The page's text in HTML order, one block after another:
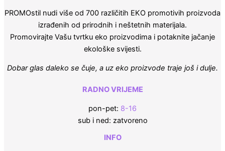
PROMOstil nudi više od 700 različitih EKO promotivih proizvoda
izrađenih od prirodnih i neštetnih materijala.
Promovirajte Vašu tvrtku eko proizvodima i potaknite jačanje
ekološke svijesti.
Dobar glas daleko se čuje, a uz eko proizvode traje još i dulje.
RADNO VRIJEME
pon-pet: 8-16
sub i ned: zatvoreno
INFO